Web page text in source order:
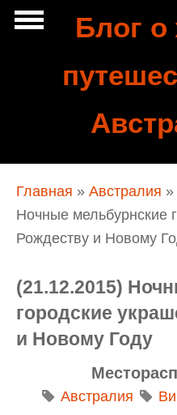
Перейти к основному
Блог о
Navigation
Вы здесь
Главная » Австралия »
Ночные мельбурнские
Рождеству и Новому
(21.12.2015)
городские
и Новому Году
Австралия